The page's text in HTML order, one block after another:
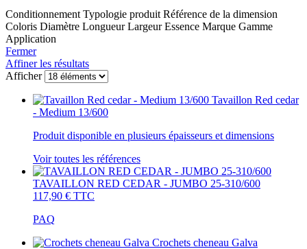
Conditionnement Typologie produit Référence de la dimension
Coloris Diamètre Longueur Largeur Essence Marque Gamme
Application
Fermer
Affiner les résultats
Afficher
Tavaillon Red cedar
- Medium 13/600
Produit disponible en plusieurs épaisseurs et dimensions
Voir toutes les références
TAVAILLON RED CEDAR - JUMBO 25-310/600
117,90 € TTC
PAQ
Crochets cheneau Galva